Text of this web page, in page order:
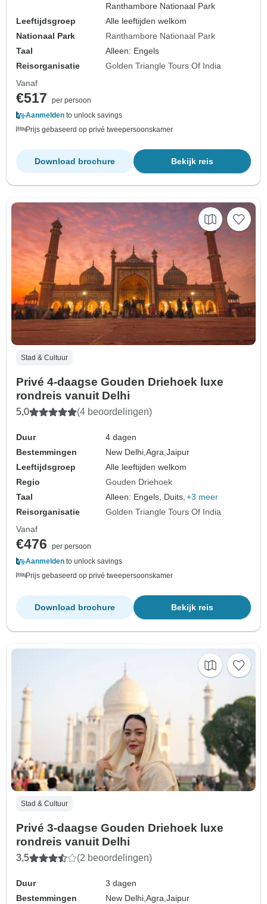
Ranthambore Nationaal Park
Leeftijdsgroep
Alle leeftijden welkom
Nationaal Park
Ranthambore Nationaal Park
Taal
Alleen: Engels
Reisorganisatie
Golden Triangle Tours Of India
Vanaf
€517
per persoon
Aanmelden to unlock savings
Prijs gebaseerd op privé tweepersoonskamer
Bekijk reis
Download brochure
Stad & Cultuur
Privé 4-daagse Gouden Driehoek luxe
rondreis vanuit Delhi
5,0 (4 beoordelingen)
Duur
4 dagen
Bestemmingen
New Delhi,Agra,Jaipur
Leeftijdsgroep
Alle leeftijden welkom
Regio
Gouden Driehoek
Taal
Alleen: Engels, Duits, +3 meer
Reisorganisatie
Golden Triangle Tours Of India
Vanaf
€476
per persoon
Aanmelden to unlock savings
Prijs gebaseerd op privé tweepersoonskamer
Bekijk reis
Download brochure
Stad & Cultuur
Privé 3-daagse Gouden Driehoek luxe
rondreis vanuit Delhi
3,5 (2 beoordelingen)
Duur
3 dagen
Bestemmingen
New Delhi,Agra,Jaipur